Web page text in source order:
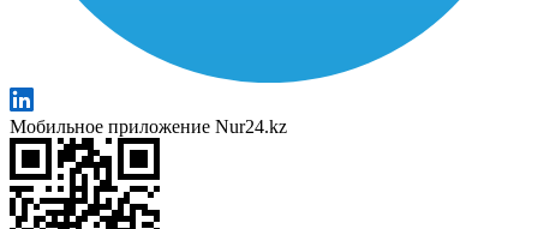
Мобильное приложение Nur24.kz